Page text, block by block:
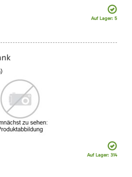
Auf Lager: 5
Auf Lager: 314